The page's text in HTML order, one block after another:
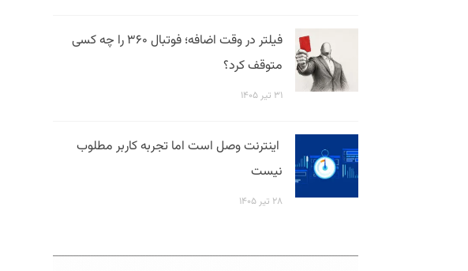
فیلتر در وقت اضافه؛ فوتبال ۳۶۰ را چه کسی
متوقف کرد؟
۳۱ تیر ۱۴۰۵
اینترنت وصل است اما تجربه کاربر مطلوب
نیست
۲۸ تیر ۱۴۰۵